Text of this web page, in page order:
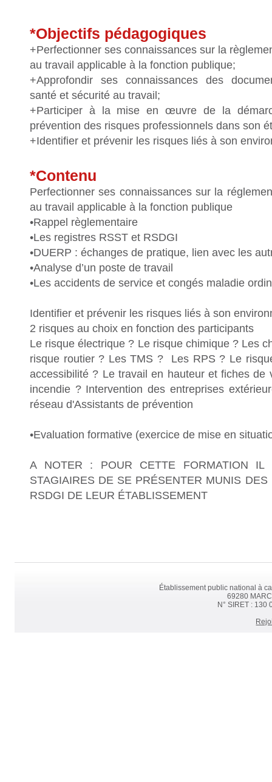
*Objectifs pédagogiques
+Perfectionner ses connaissances sur la
au travail applicable à la fonction publique;
+Approfondir ses connaissances des
santé et sécurité au travail;
+Participer à la mise en œuvre de la
prévention des risques professionnels dans son
+Identifier et prévenir les risques liés à son
*Contenu
Perfectionner ses connaissances sur la
au travail applicable à la fonction publique
•Rappel règlementaire
•Les registres RSST et RSDGI
•DUERP : échanges de pratique, lien avec les
•Analyse d’un poste de travail
•Les accidents de service et congés maladie
Identifier et prévenir les risques liés à son
2 risques au choix en fonction des participants
Le risque électrique ? Le risque chimique ? Les
risque routier ? Les TMS ? Les RPS ? Le
accessibilité ? Le travail en hauteur et fiches
incendie ? Intervention des entreprises
réseau d'Assistants de prévention
•Evaluation formative (exercice de mise en
A NOTER : POUR CETTE FORMATION IL
STAGIAIRES DE SE PRÉSENTER MUNIS
RSDGI DE LEUR ÉTABLISSEMENT
Établissement public national à
69280
N° SIRET : 130